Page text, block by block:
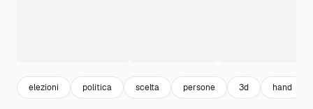
elezioni politica scelta persone 3d hand